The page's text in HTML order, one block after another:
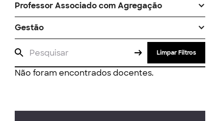
Professor Associado com Agregação
Gestão
Limpar Filtros
Não foram encontrados docentes.